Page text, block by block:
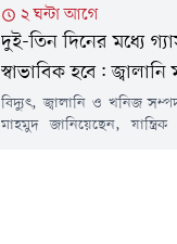
২ ঘন্টা আগে
দুই-তিন দিনের মধ্যে
স্বাভাবিক হবে: জ্বালানি
বিদ্যুৎ, জ্বালানি ও খনিজ
মাহমুদ জানিয়েছেন,